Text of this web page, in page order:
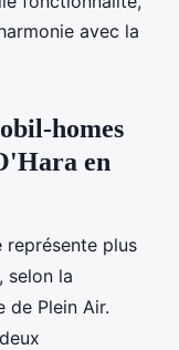
avec la
homes
en
représente plus
selon la
de Plein Air.